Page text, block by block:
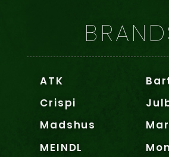
ATK
Crispi
Madshus
MEINDL